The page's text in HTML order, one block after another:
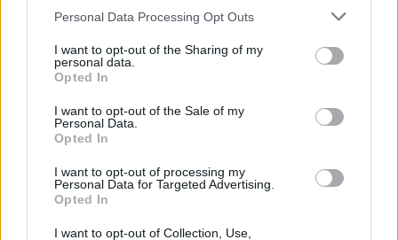
Please note that this website/app uses one or more Google
not limited to your visit or usage behaviour. You may click to
grant or deny consent to Google and its third-party tags to
use your data for below specified purposes in below Google
consent section.
Personal Data Processing Opt Outs
I want to opt-out of the Sharing of my
personal data.
Opted In
I want to opt-out of the Sale of my
Personal Data.
Opted In
I want to opt-out of processing my
Personal Data for Targeted Advertising.
Opted In
I want to opt-out of Collection, Use,
adott hétfői videointerjújában úgy
nyilatkozott, hogy a plágium vádja
nevetséges és ez is csak egy azok közül,
amikkel eddig illették. „Ha egyszer egy olyan
súlyú szót használnak veled kapcsolatban,
mint a plágium, akkor - még ha nem is igaz -,
megmarad az emberek tudatában….úgy, mint
a rasszizmus.”
Keverni a saját és a kiollózott szövegeket már
rég bevett szokás, olyanok is éltek vele, mint